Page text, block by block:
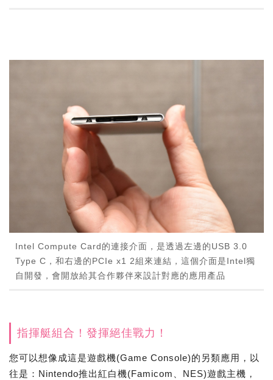
Intel Compute Card的連接介面，是透過左邊的USB 3.0
Type C，和右邊的PCIe x1 2組來連結，這個介面是Intel獨
自開發，會開放給其合作夥伴來設計對應的應用產品
指揮艇組合！發揮絕佳戰力！
您可以想像成這是遊戲機(Game Console)的另類應用，以
往是：Nintendo推出紅白機(Famicom、NES)遊戲主機，